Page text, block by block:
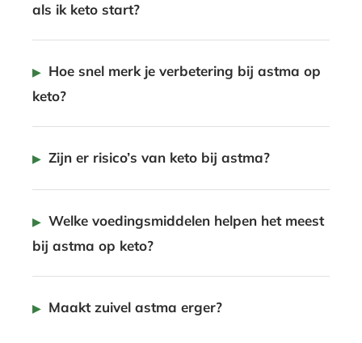
als ik keto start?
Hoe snel merk je verbetering bij astma op
keto?
Zijn er risico’s van keto bij astma?
Welke voedingsmiddelen helpen het meest
bij astma op keto?
Maakt zuivel astma erger?